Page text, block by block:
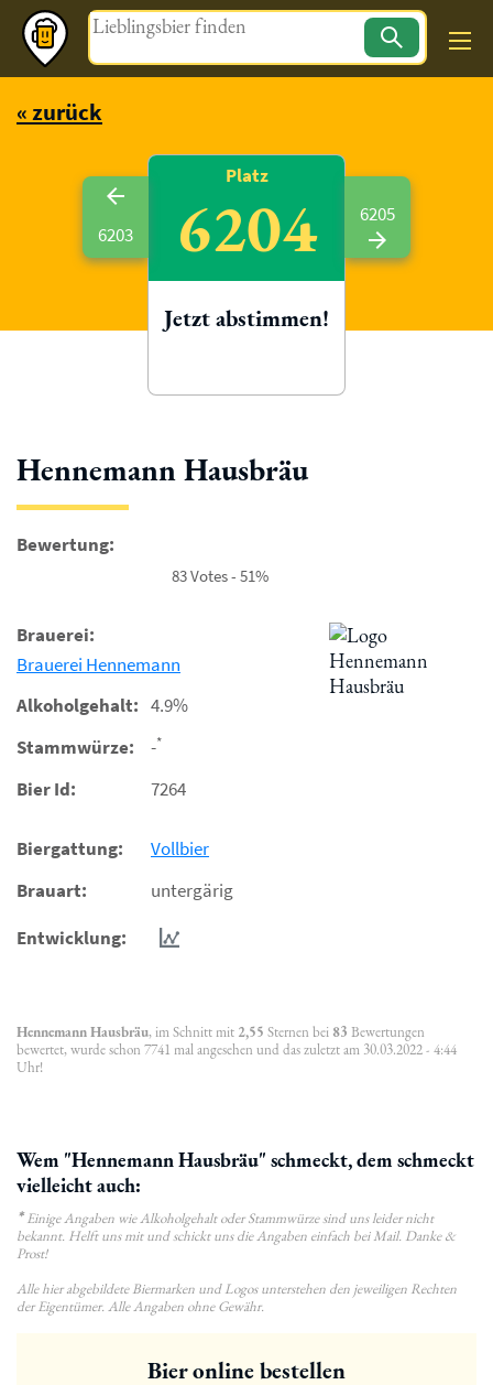
Magazin
« zurück
Hennemann Hausbräu
Bewertung:
83 Votes - 51%
Brauerei:
Brauerei Hennemann
Alkoholgehalt: 4.9%
Stammwürze:
-*
Bier Id: 7264
Biergattung:
Vollbier
Brauart:
untergärig
Entwicklung:
Hennemann Hausbräu, im Schnitt mit 2,55 Sternen bei 83 Bewertungen
bewertet, wurde schon 7741 mal angesehen und das zuletzt am 30.03.2022 - 4:44
Uhr!
Wem "Hennemann Hausbräu" schmeckt, dem schmeckt
vielleicht auch:
*Einige Angaben wie Alkoholgehalt oder Stammwürze sind uns leider nicht
bekannt. Helft uns mit und schickt uns die Angaben einfach bei Mail. Danke &
Prost!
Alle hier abgebildete Biermarken und Logos unterstehen den jeweiligen Rechten
der Eigentümer. Alle Angaben ohne Gewähr.
6203
Platz
6204
Jetzt abstimmen!
6205
Bier online bestellen